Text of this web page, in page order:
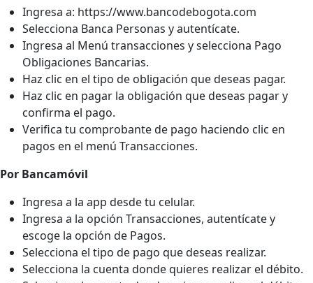
Ingresa a: https://www.bancodebogota.com
Selecciona Banca Personas y autentícate.
Ingresa al Menú transacciones y selecciona Pago
Obligaciones Bancarias.
Haz clic en el tipo de obligación que deseas pagar.
Haz clic en pagar la obligación que deseas pagar y
confirma el pago.
Verifica tu comprobante de pago haciendo clic en
pagos en el menú Transacciones.
Por Bancamóvil
Ingresa a la app desde tu celular.
Ingresa a la opción Transacciones, autentícate y
escoge la opción de Pagos.
Selecciona el tipo de pago que deseas realizar.
Selecciona la cuenta donde quieres realizar el débito.